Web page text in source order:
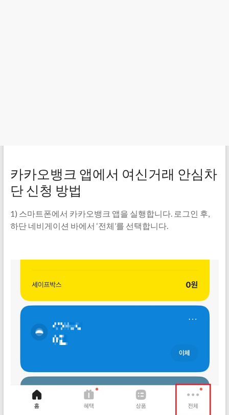
카카오뱅크 앱에서 여신거래 안심차
단 신청 방법
1) 스마트폰에서 카카오뱅크 앱을 실행합니다. 로그인 후,
하단 네비게이션 바에서 ‘전체’를 선택합니다.